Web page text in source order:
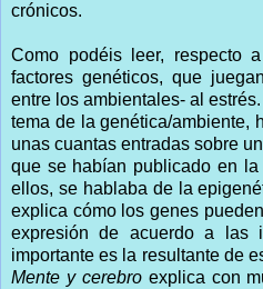
crónicos.
Como podéis leer, respecto
factores genéticos, que
entre los ambientales- al
tema de la genética/ambiente,
unas cuantas entradas sobre
que se habían publicado en la
ellos, se hablaba de la
explica cómo los genes
expresión de acuerdo a las
importante es la resultante de
Mente y cerebroexplica con